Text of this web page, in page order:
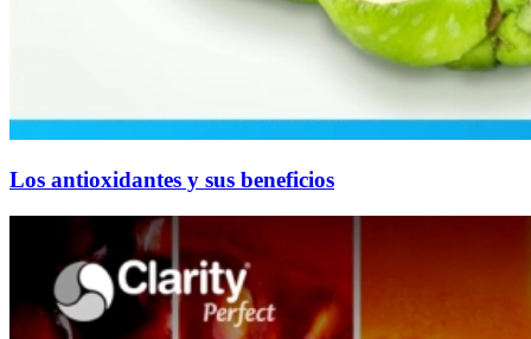
Los antioxidantes y sus beneficios